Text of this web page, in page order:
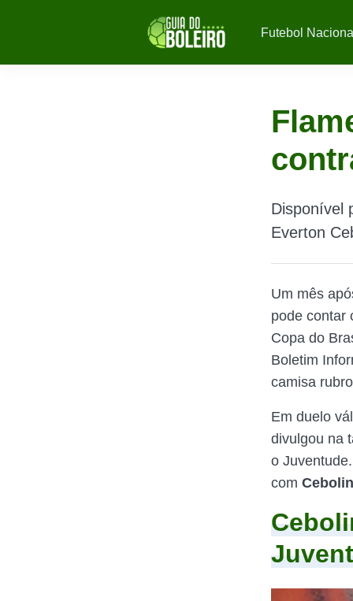
Futebol
Disponível
Everton
Um mês
pode contar
Copa do
Boletim
camisa
Em duelo
divulgou na
o
com